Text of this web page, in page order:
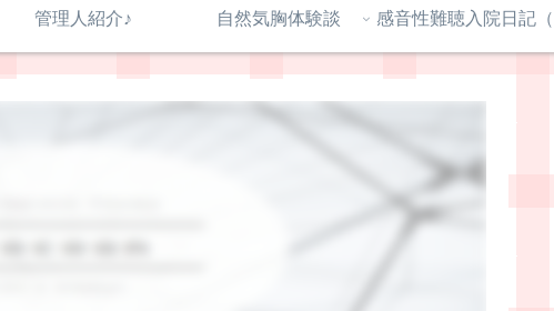
管理人紹介♪ 自然気胸体験談